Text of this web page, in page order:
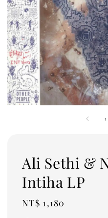
1
Ali Sethi &
Intiha LP
Regular
NT$ 1,180